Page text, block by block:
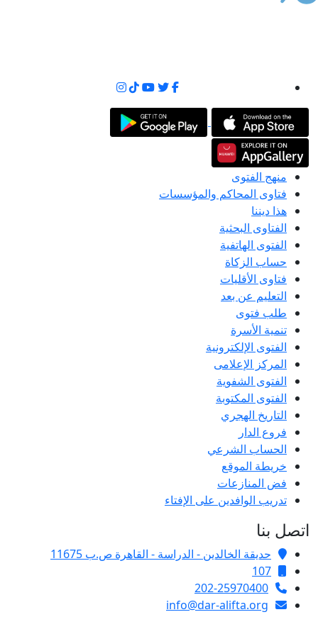
منهج الفتوى
فتاوى المحاكم والمؤسسات
هذا ديننا
الفتاوى البحثية
الفتوى الهاتفية
حساب الزكاة
فتاوى الأقليات
التعليم عن بعد
طلب فتوى
تنمية الأسرة
الفتوى الإلكترونية
المركز الإعلامى
الفتوى الشفوية
الفتوى المكتوبة
التاريخ الهجري
فروع الدار
الحساب الشرعي
خريطة الموقع
فض المنازعات
تدريب الوافدين على الإفتاء
اتصل بنا
حديقة الخالدين - الدراسة - القاهرة ص.ب 11675
107
202-25970400
info@dar-alifta.org